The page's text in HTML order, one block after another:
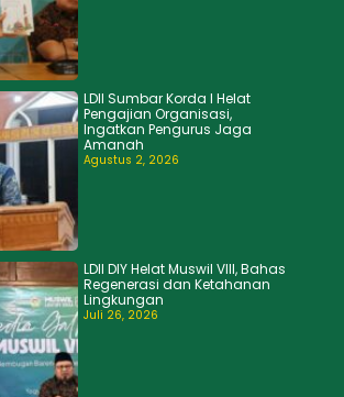
LDII Sumbar Korda I Helat
Pengajian Organisasi,
Ingatkan Pengurus Jaga
Amanah
Agustus 2, 2026
LDII DIY Helat Muswil VIII, Bahas
Regenerasi dan Ketahanan
Lingkungan
Juli 26, 2026